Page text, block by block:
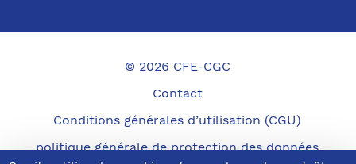
© 2026 CFE-CGC
Contact
Conditions générales d’utilisation (CGU)
politique générale de protection des données